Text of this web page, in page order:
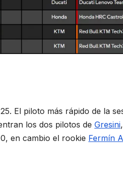
El piloto más rápido de la
los dos pilotos de Gresini
en cambio el rookie Fermín